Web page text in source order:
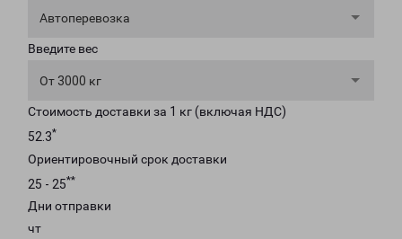
Автоперевозка
Введите вес
От 3000 кг
Стоимость доставки за 1 кг (включая НДС)
52.3*
Ориентировочный срок доставки
25 - 25**
Дни отправки
чт